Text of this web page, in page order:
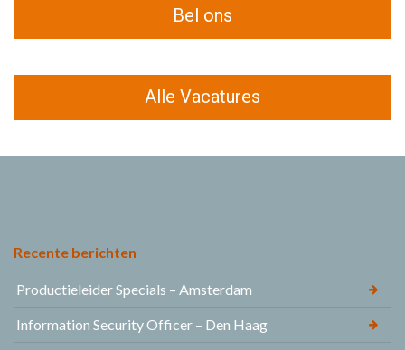
Bel ons
Alle Vacatures
Recente berichten
Productieleider Specials – Amsterdam
Information Security Officer – Den Haag